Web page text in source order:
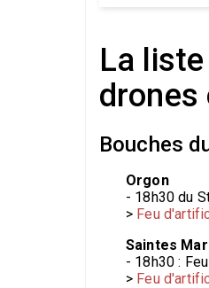
La
drones
Bouches
Orgon
- 18h30 du
> Feu
Saintes
- 18h30 :
> Feu